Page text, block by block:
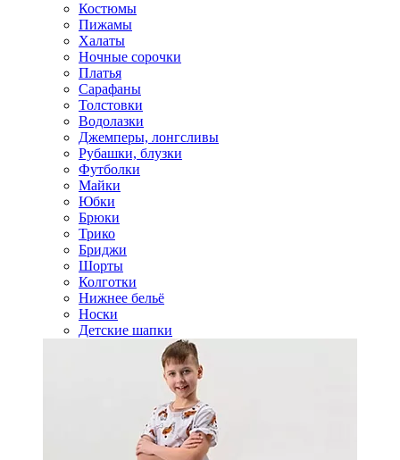
Костюмы
Пижамы
Халаты
Ночные сорочки
Платья
Сарафаны
Толстовки
Водолазки
Джемперы, лонгсливы
Рубашки, блузки
Футболки
Майки
Юбки
Брюки
Трико
Бриджи
Шорты
Колготки
Нижнее бельё
Носки
Детские шапки